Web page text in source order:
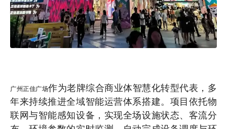
广州正佳广场作为老牌综合商业体智慧化转型代表，多
年来持续推进全域智能运营体系搭建。项目依托物
联网与智能感知设备，实现全场设施状态、客流分